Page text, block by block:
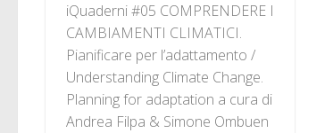
iQuaderni #05 COMPRENDERE I
CAMBIAMENTI CLIMATICI.
Pianificare per l’adattamento /
Understanding Climate Change.
Planning for adaptation a cura di
Andrea Filpa & Simone Ombuen